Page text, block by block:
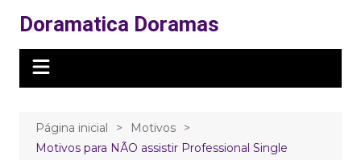
para
conteúdo
Doramatica Doramas
Página inicial
Motivos
Motivos para NÃO assistir Professional Single